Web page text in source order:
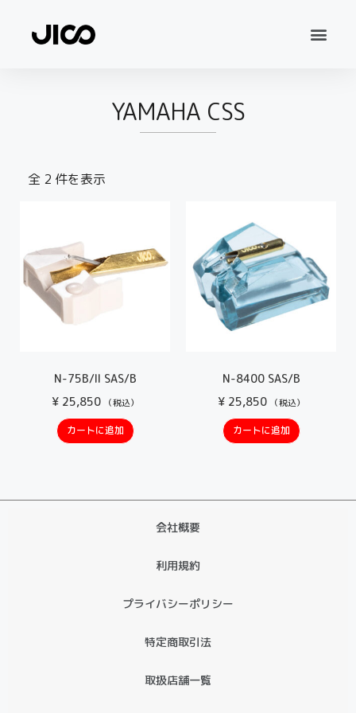
YAMAHA CSS
全 2 件を表示
N-75B/II SAS/B
¥25,850 （税込）
カートに追加
N-8400 SAS/B
¥25,850 （税込）
カートに追加
会社概要
利用規約
プライバシーポリシー
特定商取引法
取扱店舗一覧